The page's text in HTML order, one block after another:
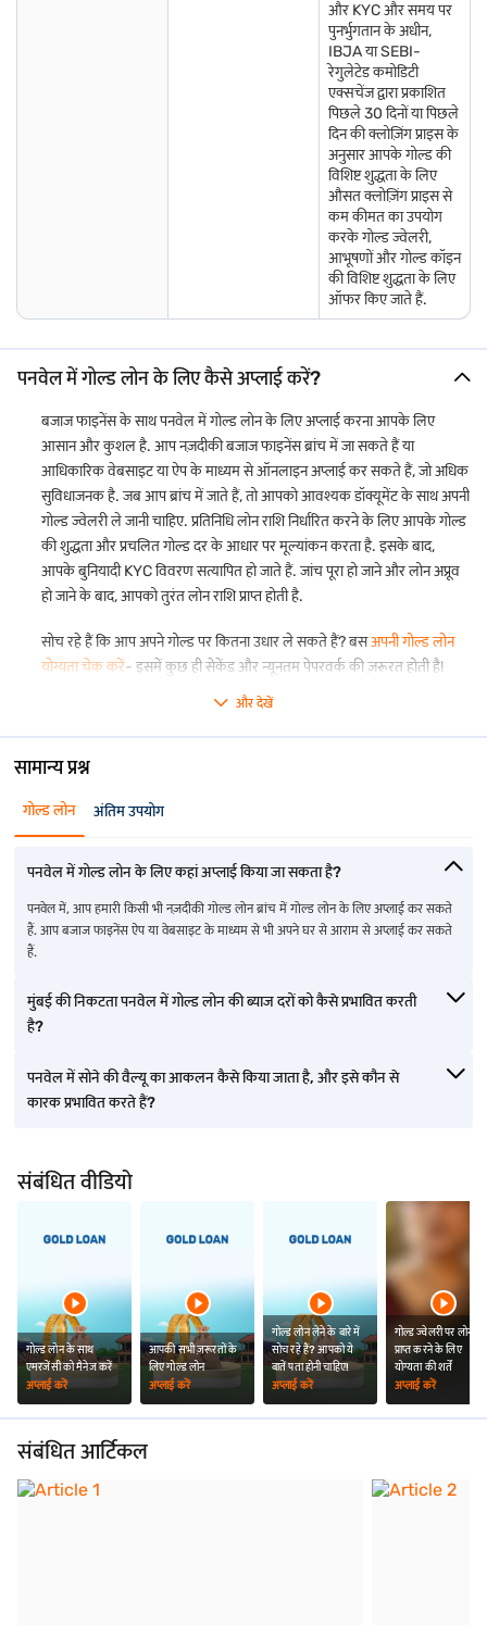
और KYC और समय पर
पुनर्भुगतान के अधीन,
IBJA या SEBI-
रेगुलेटेड कमोडिटी
एक्सचेंज द्वारा प्रकाशित
पिछले 30 दिनों या पिछले
दिन की क्लोज़िंग प्राइस के
अनुसार आपके गोल्ड की
विशिष्ट शुद्धता के लिए
औसत क्लोज़िंग प्राइस से
कम कीमत का उपयोग
करके गोल्ड ज्वेलरी,
आभूषणों और गोल्ड कॉइन
की विशिष्ट शुद्धता के लिए
ऑफर किए जाते हैं.
पनवेल में गोल्ड लोन के लिए कैसे अप्लाई करें?
बजाज फाइनेंस के साथ पनवेल में गोल्ड लोन के लिए अप्लाई करना आपके लिए
आसान और कुशल है. आप नज़दीकी बजाज फाइनेंस ब्रांच में जा सकते हैं या
आधिकारिक वेबसाइट या ऐप के माध्यम से ऑनलाइन अप्लाई कर सकते हैं, जो अधिक
सुविधाजनक है. जब आप ब्रांच में जाते हैं, तो आपको आवश्यक डॉक्यूमेंट के साथ अपनी
गोल्ड ज्वेलरी ले जानी चाहिए. प्रतिनिधि लोन राशि निर्धारित करने के लिए आपके गोल्ड
की शुद्धता और प्रचलित गोल्ड दर के आधार पर मूल्यांकन करता है. इसके बाद,
आपके बुनियादी KYC विवरण सत्यापित हो जाते हैं. जांच पूरा हो जाने और लोन अप्रूव
हो जाने के बाद, आपको तुरंत लोन राशि प्राप्त होती है.
सोच रहे हैं कि आप अपने गोल्ड पर कितना उधार ले सकते हैं? बसअपनी गोल्ड लोन
योग्यता चेक करें- इसमें कुछ ही सेकेंड और न्यूनतम पेपरवर्क की ज़रूरत होती है!
और देखें
सामान्य प्रश्न
गोल्ड लोन अंतिम उपयोग
पनवेल में गोल्ड लोन के लिए कहां अप्लाई किया जा सकता है?
पनवेल में, आप हमारी किसी भी नज़दीकी गोल्ड लोन ब्रांच में गोल्ड लोन के लिए अप्लाई कर सकते
हैं. आप बजाज फाइनेंस ऐप या वेबसाइट के माध्यम से भी अपने घर से आराम से अप्लाई कर सकते
हैं.
मुंबई की निकटता पनवेल में गोल्ड लोन की ब्याज दरों को कैसे प्रभावित करती
है?
पनवेल में सोने की वैल्यू का आकलन कैसे किया जाता है, और इसे कौन से
कारक प्रभावित करते हैं?
संबंधित वीडियो
गोल्ड लोन के साथ
एमरजेंसी को मैनेज करें
अप्लाई करें
आपकी सभी ज़रूरतों के
लिए गोल्ड लोन
अप्लाई करें
गोल्ड लोन लेने के बारे में
सोच रहे हैं? आपको ये
बातें पता होनी चाहिए!
अप्लाई करें
गोल्ड ज्वेलरी पर लोन
प्राप्त करने के लिए
योग्यता की शर्तें
अप्लाई करें
संबंधित आर्टिकल